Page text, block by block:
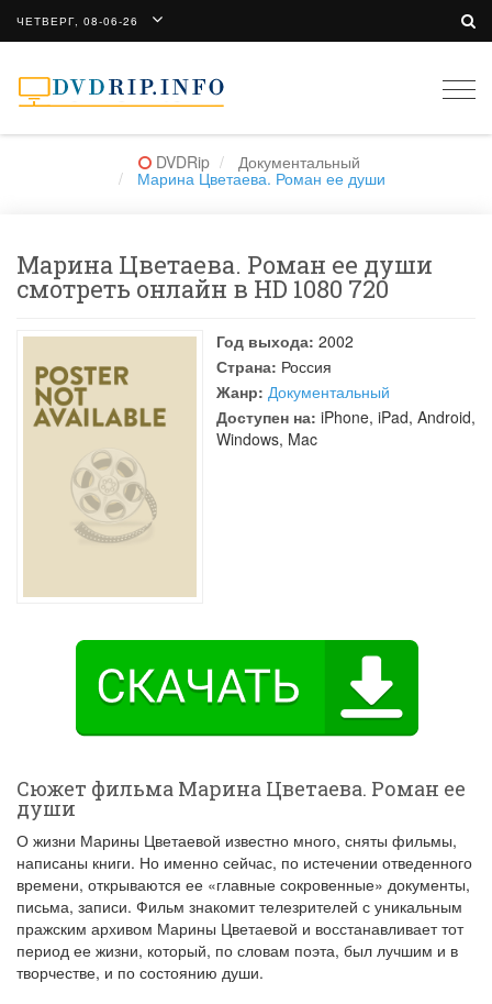
ЧЕТВЕРГ, 08-06-26
DVDRip Документальный
Марина Цветаева. Роман ее души
Марина Цветаева. Роман ее души
смотреть онлайн в HD 1080 720
Год выхода: 2002
Страна: Россия
Жанр: Документальный
Доступен на: iPhone, iPad, Android,
Windows, Mac
Сюжет фильма Марина Цветаева. Роман ее
души
О жизни Марины Цветаевой известно много, сняты фильмы,
написаны книги. Но именно сейчас, по истечении отведенного
времени, открываются ее «главные сокровенные» документы,
письма, записи. Фильм знакомит телезрителей с уникальным
пражским архивом Марины Цветаевой и восстанавливает тот
период ее жизни, который, по словам поэта, был лучшим и в
творчестве, и по состоянию души.